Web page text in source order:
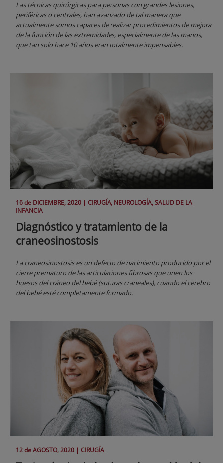
Las técnicas quirúrgicas para personas con grandes lesiones,
periféricas o centrales, han avanzado de tal manera que
actualmente somos capaces de realizar procedimientos de mejora
de la función de las extremidades, especialmente de las manos,
que tan solo hace 10 años eran totalmente impensables.
16 de DICIEMBRE, 2020 | CIRUGÍA, NEUROLOGÍA, SALUD DE LA
INFANCIA
Diagnóstico y tratamiento de la
craneosinostosis
La craneosinostosis es un defecto de nacimiento producido por el
cierre prematuro de las articulaciones fibrosas que unen los
huesos del cráneo del bebé (suturas craneales), cuando el cerebro
del bebé esté completamente formado.
12 deAGOSTO, 2020 | CIRUGÍA